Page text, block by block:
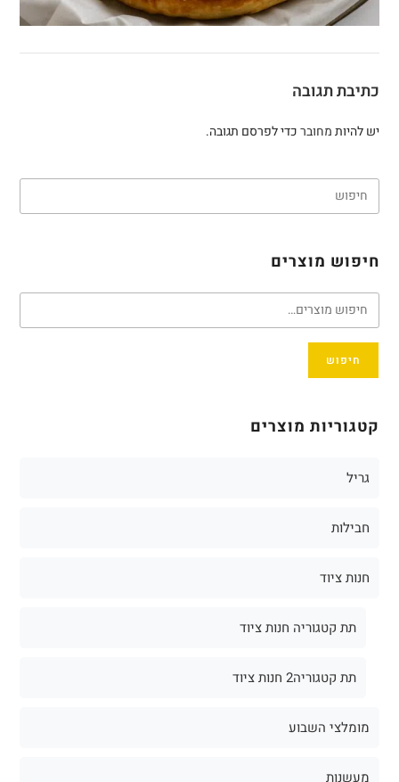
כתיבת תגובה
יש להיותמחוברכדי לפרסם תגובה.
חיפוש מוצרים
חיפוש
קטגוריות מוצרים
גריל
חבילות
חנות ציוד
תת קטגוריה חנות ציוד
תת קטגוריה2 חנות ציוד
מומלצי השבוע
מעשנות